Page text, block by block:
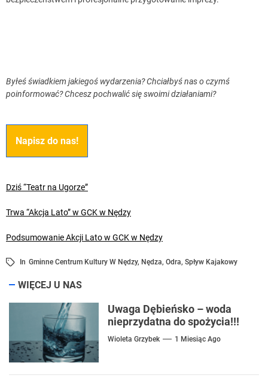
Byłeś świadkiem jakiegoś wydarzenia? Chciałbyś nas o czymś
poinformować? Chcesz pochwalić się swoimi działaniami?
Napisz do nas!
Dziś “Teatr na Ugorze”
Trwa “Akcja Lato” w GCK w Nędzy
Podsumowanie Akcji Lato w GCK w Nędzy
In Gminne Centrum Kultury W Nędzy, Nędza, Odra, Spływ Kajakowy
WIĘCEJ U NAS
Uwaga Dębieńsko – woda
nieprzydatna do spożycia!!!
Wioleta Grzybek 1 Miesiąc Ago